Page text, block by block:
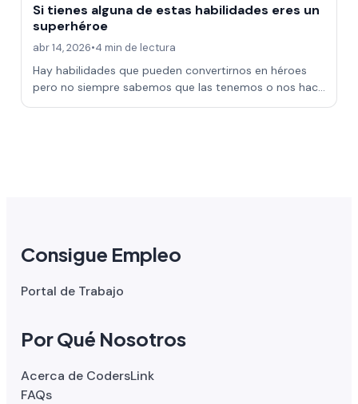
Si tienes alguna de estas habilidades eres un
superhéroe
abr 14, 2026•4 min de lectura
Hay habilidades que pueden convertirnos en héroes
pero no siempre sabemos que las tenemos o nos hace
falta un empujón para empezar a aprovec…
Consigue Empleo
Portal de Trabajo
Por Qué Nosotros
Acerca de CodersLink
FAQs